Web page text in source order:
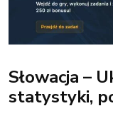
Słowacja –
statystyki,